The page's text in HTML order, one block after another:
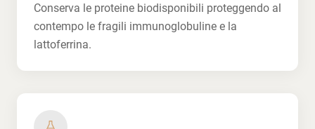
Conserva le proteine biodisponibili proteggendo al
contempo le fragili immunoglobuline e la
lattoferrina.